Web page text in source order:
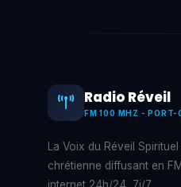
Radio Réveil
FM 100 MHZ - PORT-
La Voix du Réveil
chrétienne diffusant en